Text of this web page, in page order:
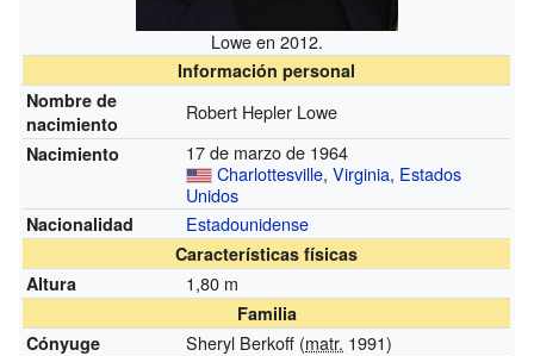
Lowe en 2012.
Información personal
Nombre de
nacimiento
Robert Hepler Lowe
Nacimiento
17 de marzo de 1964
Charlottesville,Virginia, Estados
Unidos
Nacionalidad Estadounidense
Características físicas
Altura
1,80 m
Familia
Cónyuge
Sheryl Berkoff (matr. 1991)